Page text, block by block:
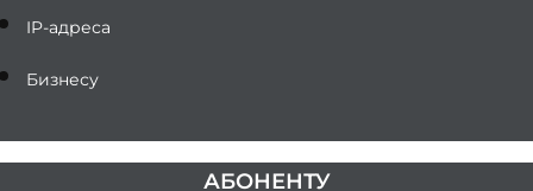
IP-адреса
Бизнесу
АБОНЕНТУ